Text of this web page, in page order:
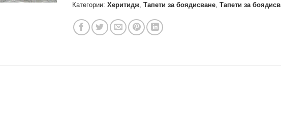
Категории:Херитидж ,Тапети за боядисване ,Тапети за